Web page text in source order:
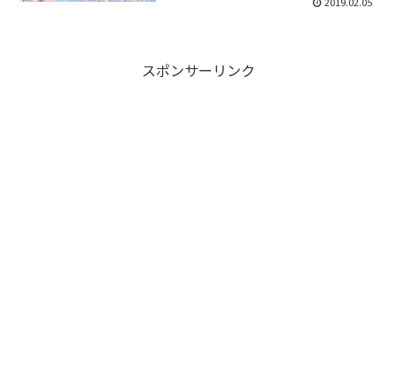
スポンサーリンク